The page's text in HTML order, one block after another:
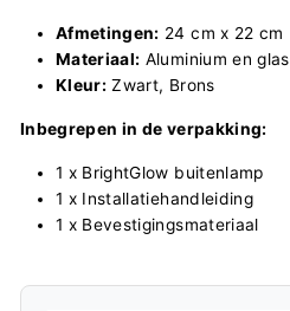
Afmetingen: 24 cm x 22 cm
Materiaal: Aluminium en glas
Kleur: Zwart, Brons
Inbegrepen in de verpakking:
1 x BrightGlow buitenlamp
1 x Installatiehandleiding
1 x Bevestigingsmateriaal